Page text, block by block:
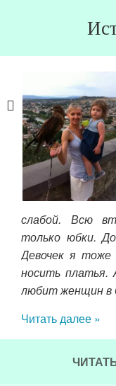
я
слабой. Всю
только юбки.
Девочек я тоже
носить платья.
любит женщин в
Читать далее »